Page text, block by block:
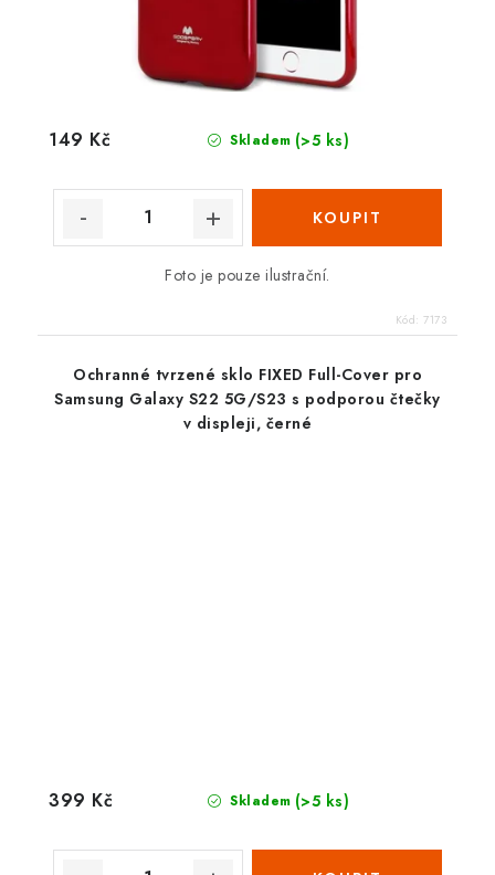
Skladem (>5 ks)
149 Kč
Foto je pouze ilustrační.
Kód: 7173
Ochranné tvrzené sklo FIXED Full-Cover pro
Samsung Galaxy S22 5G/S23 s podporou čtečky
v displeji, černé
Skladem (>5 ks)
399 Kč